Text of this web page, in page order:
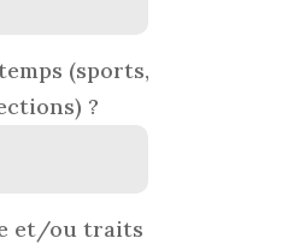
(sports,
?
et/ou traits